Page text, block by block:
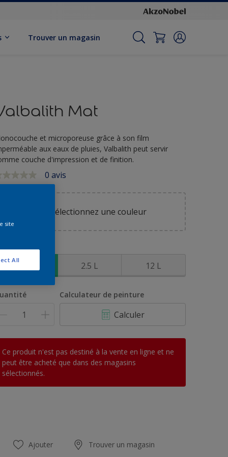
Trouver un magasin
Mat
et microporeuse grâce à son film
aux eaux de pluies, Valbalith peut servir
couche d'impression et de finition.
0 avis
Sélectionnez une couleur
0.75 L 2.5 L 12 L
Calculateur de peinture
Calculer
Ce produit n'est pas destiné à la vente en ligne et ne
peut être acheté que dans des magasins
sélectionnés.
Ajouter Trouver un magasin
site
All